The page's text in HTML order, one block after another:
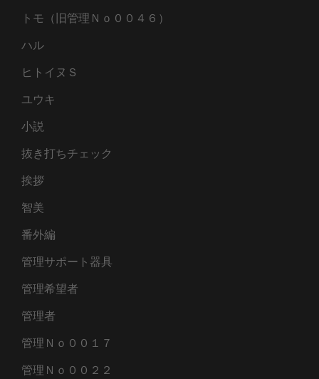
トモ（旧管理Ｎｏ００４６）
ハル
ヒトイヌＳ
ユウキ
小説
抜き打ちチェック
挨拶
智美
番外編
管理サポート器具
管理希望者
管理者
管理Ｎｏ００１７
管理Ｎｏ００２２